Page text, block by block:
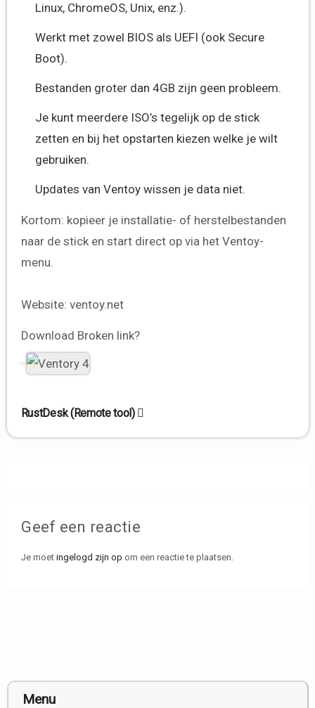
Linux, ChromeOS, Unix, enz.).
Werkt met zowel BIOS als UEFI (ook Secure
Boot).
Bestanden groter dan 4GB zijn geen probleem.
Je kunt meerdere ISO’s tegelijk op de stick
zetten en bij het opstarten kiezen welke je wilt
gebruiken.
Updates van Ventoy wissen je data niet.
Kortom: kopieer je installatie- of herstelbestanden
naar de stick en start direct op via het Ventoy-
menu.
Website: ventoy.net
Download Broken link?
Bericht
navigatie
RustDesk (Remote tool)
Geef een reactie
Je moetingelogd zijn op om een reactie te plaatsen.
Menu